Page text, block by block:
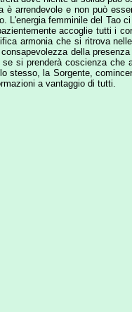
a raggiungere in sé una
coscienza diurna: lo yin, o